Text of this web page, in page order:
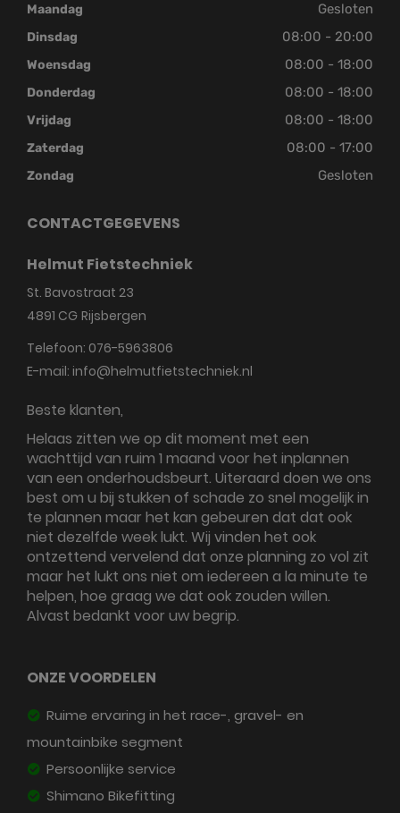
Maandag Gesloten
Dinsdag 08:00 - 20:00
Woensdag 08:00 - 18:00
Donderdag 08:00 - 18:00
Vrijdag 08:00 - 18:00
Zaterdag 08:00 - 17:00
Zondag Gesloten
CONTACTGEGEVENS
Helmut Fietstechniek
St. Bavostraat 23
4891 CG Rijsbergen
Telefoon: 076-5963806
E-mail: info@helmutfietstechniek.nl
Beste klanten,
Helaas zitten we op dit moment met een
wachttijd van ruim 1 maand voor het inplannen
van een onderhoudsbeurt. Uiteraard doen we ons
best om u bij stukken of schade zo snel mogelijk in
te plannen maar het kan gebeuren dat dat ook
niet dezelfde week lukt. Wij vinden het ook
ontzettend vervelend dat onze planning zo vol zit
maar het lukt ons niet om iedereen a la minute te
helpen, hoe graag we dat ook zouden willen.
Alvast bedankt voor uw begrip.
ONZE VOORDELEN
Ruime ervaring in het race-, gravel- en
mountainbike segment
Persoonlijke service
Shimano Bikefitting